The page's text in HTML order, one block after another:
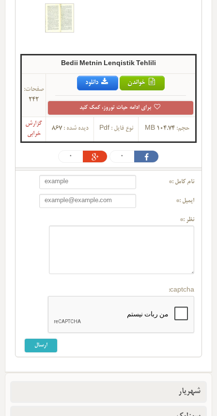
Bedii Metnin Lenqistik Tehlili
خواندن دانلود
برای ادامه حیات توروز، کمک کنید
صفحات:
242
حجم:104.74 MB نوع فایل :Pdf دیده شده :867
گزارش
خرابی
0
0
نام کامل :*
ایمیل :*
نظر :*
captcha:
شهریار